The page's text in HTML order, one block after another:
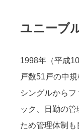
ユニーブ
1998年（平成
戸数51戸の中
シングルから
ック、日勤の
ため管理体制